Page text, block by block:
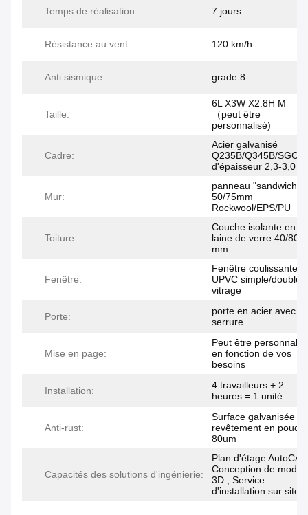
Temps de réalisation: 7 jours
Résistance au vent: 120 km/h
Anti sismique: grade 8
Taille:
6L X3W X2.8H M
（peut être
personnalisé)
Cadre:
Acier galvanisé
Q235B/Q345B/
d'épaisseur 2,3-3,0
Mur:
panneau "sandwich"
50/75mm
Rockwool/EPS/PU
Toiture:
Couche isolante en
laine de verre 40/80
mm
Fenêtre:
Fenêtre coulissante
UPVC simple/double
vitrage
Porte:
porte en acier avec
serrure
Mise en page:
Peut être
en fonction de vos
besoins
Installation:
4 travailleurs + 2
heures = 1 unité
Anti-rust:
Surface galvanisée +
revêtement en poudre
80um
Capacités des solutions d'ingénierie:
Plan d'étage
Conception de
3D ; Service
d'installation sur site